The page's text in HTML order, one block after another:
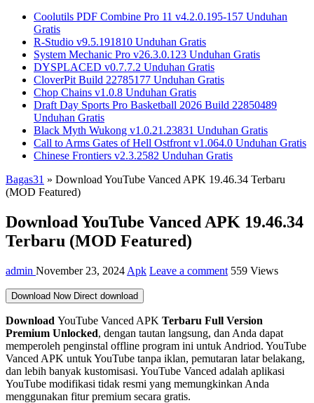
Coolutils PDF Combine Pro 11 v4.2.0.195-157 Unduhan
Gratis
R-Studio v9.5.191810 Unduhan Gratis
System Mechanic Pro v26.3.0.123 Unduhan Gratis
DYSPLACED v0.7.7.2 Unduhan Gratis
CloverPit Build 22785177 Unduhan Gratis
Chop Chains v1.0.8 Unduhan Gratis
Draft Day Sports Pro Basketball 2026 Build 22850489
Unduhan Gratis
Black Myth Wukong v1.0.21.23831 Unduhan Gratis
Call to Arms Gates of Hell Ostfront v1.064.0 Unduhan Gratis
Chinese Frontiers v2.3.2582 Unduhan Gratis
Bagas31 » Download YouTube Vanced APK 19.46.34 Terbaru
(MOD Featured)
Download YouTube Vanced APK 19.46.34
Terbaru (MOD Featured)
admin November 23, 2024 Apk Leave a comment 559 Views
Download Now Direct download
Download YouTube Vanced APK Terbaru Full Version
Premium Unlocked, dengan tautan langsung, dan Anda dapat
memperoleh penginstal offline program ini untuk Andriod. YouTube
Vanced APK untuk YouTube tanpa iklan, pemutaran latar belakang,
dan lebih banyak kustomisasi. YouTube Vanced adalah aplikasi
YouTube modifikasi tidak resmi yang memungkinkan Anda
menggunakan fitur premium secara gratis.